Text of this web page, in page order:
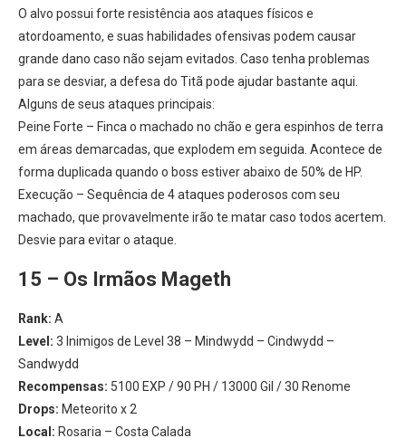
O alvo possui forte resistência aos ataques físicos e
atordoamento, e suas habilidades ofensivas podem causar
grande dano caso não sejam evitados. Caso tenha problemas
para se desviar, a defesa do Titã pode ajudar bastante aqui.
Alguns de seus ataques principais:
Peine Forte – Finca o machado no chão e gera espinhos de terra
em áreas demarcadas, que explodem em seguida. Acontece de
forma duplicada quando o boss estiver abaixo de 50% de HP.
Execução – Sequência de 4 ataques poderosos com seu
machado, que provavelmente irão te matar caso todos acertem.
Desvie para evitar o ataque.
15 – Os Irmãos Mageth
Rank: A
Level: 3 Inimigos de Level 38 – Mindwydd – Cindwydd –
Sandwydd
Recompensas: 5100 EXP / 90 PH / 13000 Gil / 30 Renome
Drops: Meteorito x 2
Local: Rosaria – Costa Calada